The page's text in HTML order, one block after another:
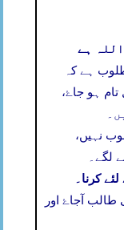
ہے
ہے کہ
ہو جاۓ،
نہیں،
کرنا۔
طالب آجاۓ اور